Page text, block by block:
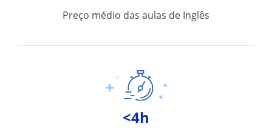
Preço médio das aulas de Inglês
<4h